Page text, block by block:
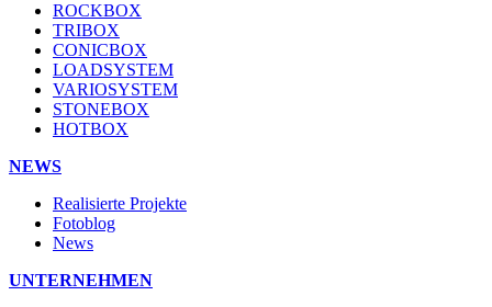
ROCKBOX
TRIBOX
CONICBOX
LOADSYSTEM
VARIOSYSTEM
STONEBOX
HOTBOX
NEWS
Realisierte Projekte
Fotoblog
News
UNTERNEHMEN